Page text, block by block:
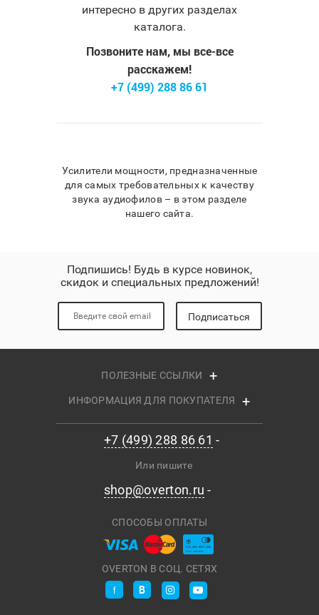
интересно в других разделах
каталога.
Позвоните нам, мы все-все
расскажем!
+7 (499) 288 86 61
Усилители мощности, предназначенные
для самых требовательных к качеству
звука аудиофилов – в этом разделе
нашего сайта.
Подпишись! Будь в курсе новинок,
скидок и специальных предложений!
Подписаться
ПОЛЕЗНЫЕ ССЫЛКИ
ИНФОРМАЦИЯ ДЛЯ ПОКУПАТЕЛЯ
+7 (499) 288 86 61
Или пишите
shop@overton.ru
OVERTON В СОЦ. СЕТЯХ
СПОСОБЫ ОПЛАТЫ